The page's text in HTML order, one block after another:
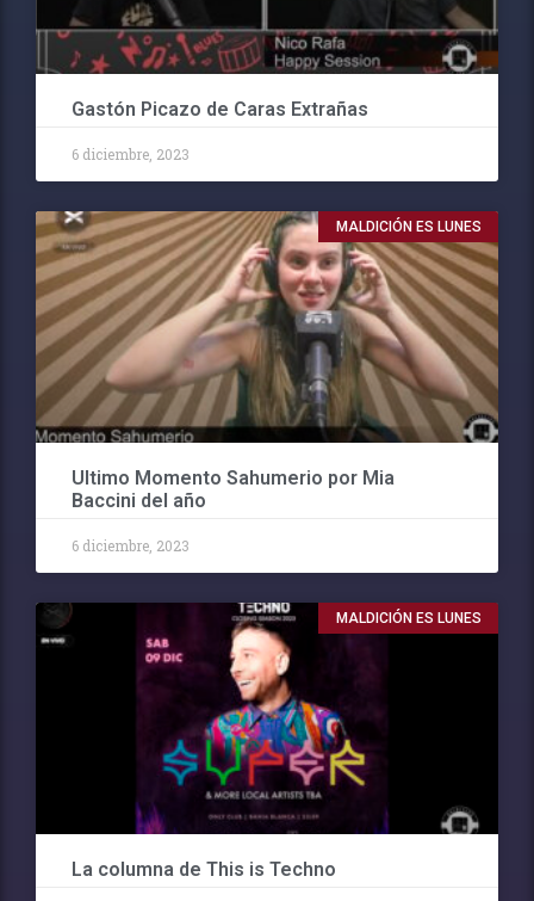
Gastón Picazo de Caras Extrañas
6 diciembre, 2023
MALDICIÓN ES LUNES
Ultimo Momento Sahumerio por Mia
Baccini del año
6 diciembre, 2023
MALDICIÓN ES LUNES
La columna de This is Techno